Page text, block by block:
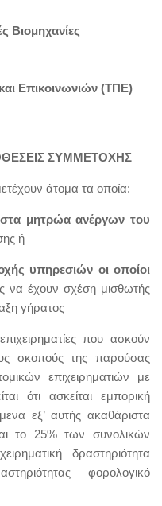
Βιομηχανίες
Επικοινωνιών (ΤΠΕ)
ΣΥΜΜΕΤΟΧΗΣ
άτομα τα οποία:
στα μητρώα ανέργων του
ή
υπηρεσιών οι οποίοι
να έχουν σχέση μισθωτής
γήρατος
που ασκούν
σκοπούς της παρούσας
επιχειρηματιών με
ότι ασκείται εμπορική
εξ’ αυτής ακαθάριστα
το 25% των συνολικών
δραστηριότητα
– φορολογικό